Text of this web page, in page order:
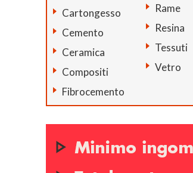
Cartongesso
Cemento
Ceramica
Compositi
Fibrocemento
Rame
Resina
Tessuti
Vetro